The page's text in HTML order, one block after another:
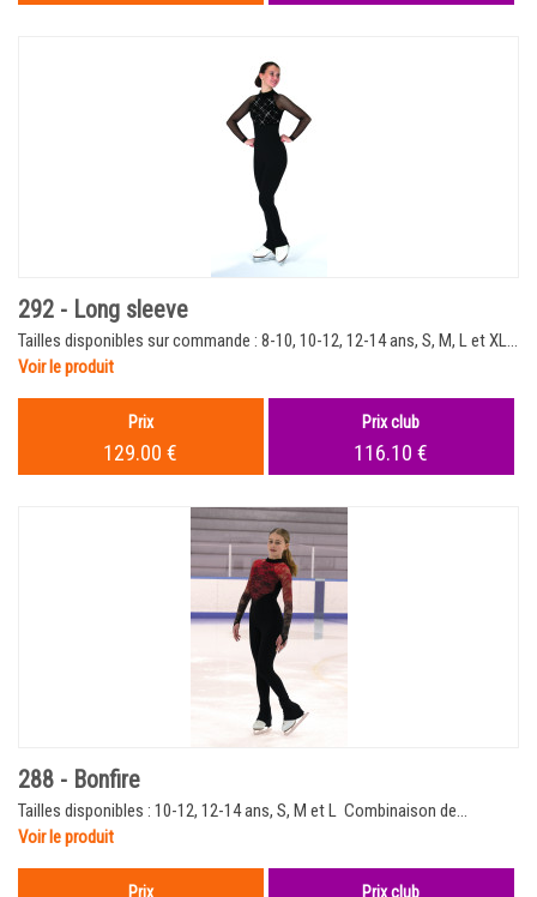
292 - Long sleeve
Tailles disponibles sur commande : 8-10, 10-12, 12-14 ans, S, M, L et XL...
Voir le produit
Prix
129.00 €
Prix club
116.10 €
288 - Bonfire
Tailles disponibles : 10-12, 12-14 ans, S, M et L Combinaison de...
Voir le produit
Prix Prix club